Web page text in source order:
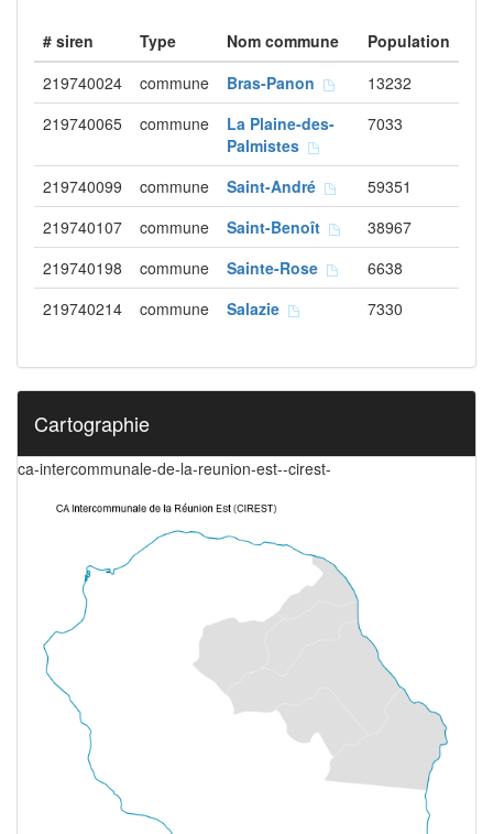
# siren Type Nom commune
Population
219740024
commune Bras-Panon
13232
219740065
commune
La Plaine-des-
Palmistes
7033
219740099 commune Saint-André
59351
219740107
commune Saint-Benoît
38967
219740198
commune Sainte-Rose
6638
219740214
commune Salazie 7330
Cartographie
ca-intercommunale-de-la-reunion-est--cirest-